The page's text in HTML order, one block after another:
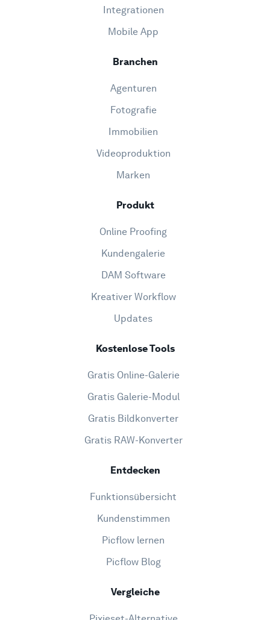
Integrationen
Mobile App
Branchen
Agenturen
Fotografie
Immobilien
Videoproduktion
Marken
Produkt
Online Proofing
Kundengalerie
DAM Software
Kreativer Workflow
Updates
Kostenlose Tools
Gratis Online-Galerie
Gratis Galerie-Modul
Gratis Bildkonverter
Gratis RAW-Konverter
Entdecken
Funktionsübersicht
Kundenstimmen
Picflow lernen
Picflow Blog
Vergleiche